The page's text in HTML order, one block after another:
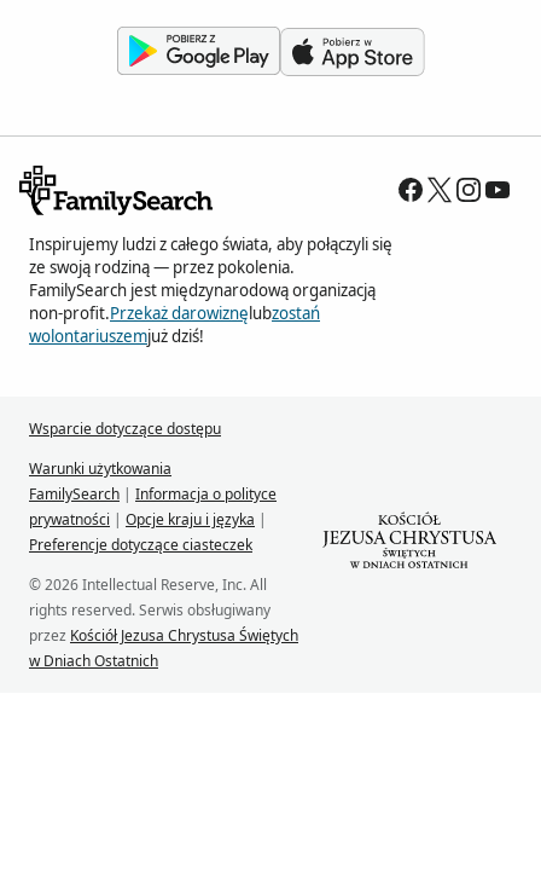
Inspirujemy ludzi z całego świata, aby połączyli się
ze swoją rodziną — przez pokolenia.
FamilySearch jest międzynarodową organizacją
non-profit.Przekaż darowiznę lubzostań
wolontariuszemjuż dziś!
Wsparcie dotyczące dostępu
Warunki użytkowania
FamilySearch | Informacja o polityce
prywatności | Opcje kraju i języka |
Preferencje dotyczące ciasteczek
© 2026 Intellectual Reserve, Inc. All
rights reserved. Serwis obsługiwany
przez Kościół Jezusa Chrystusa Świętych
w Dniach Ostatnich